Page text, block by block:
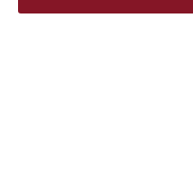
Middelfart, Otterup
lastbiler kommer